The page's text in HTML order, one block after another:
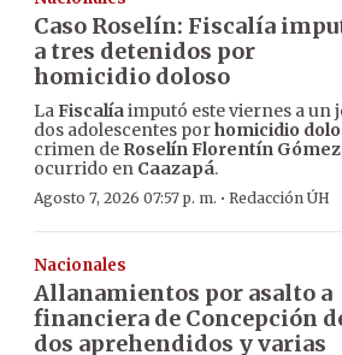
Caso Roselín: Fiscalía
a tres detenidos por
homicidio doloso
LaFiscalíaimputó este viernes a un
dos adolescentes porhomicidio
crimen de Roselín Florentín Gómez
ocurrido en Caazapá.
Agosto 7, 2026 07:57 p. m. · Redacción ÚH
Nacionales
Allanamientos por asalto a
financiera de Concepción
dos aprehendidos y varias